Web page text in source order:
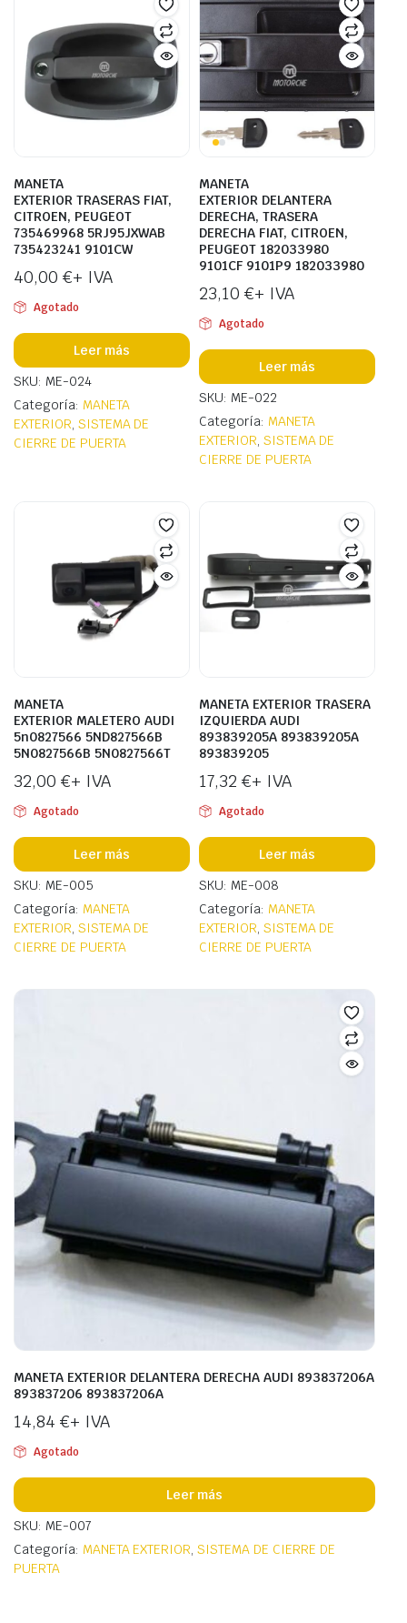
MANETA
EXTERIOR TRASERAS FIAT,
CITROEN, PEUGEOT
735469968 5RJ95JXWAB
735423241 9101CW
40,00 €+ IVA
Agotado
Leer más
SKU: ME-024
Categoría: MANETA
EXTERIOR, SISTEMA DE
CIERRE DE PUERTA
MANETA
EXTERIOR DELANTERA
DERECHA, TRASERA
DERECHA FIAT, CITROEN,
PEUGEOT 182033980
9101CF 9101P9 182033980
23,10 €+ IVA
Agotado
Leer más
SKU: ME-022
Categoría: MANETA
EXTERIOR, SISTEMA DE
CIERRE DE PUERTA
MANETA
EXTERIOR MALETERO AUDI
5n0827566 5ND827566B
5N0827566B 5N0827566T
32,00 €+ IVA
Agotado
Leer más
SKU: ME-005
Categoría: MANETA
EXTERIOR, SISTEMA DE
CIERRE DE PUERTA
MANETA EXTERIOR TRASERA
IZQUIERDA AUDI
893839205A 893839205A
893839205
17,32 €+ IVA
Agotado
Leer más
SKU: ME-008
Categoría: MANETA
EXTERIOR, SISTEMA DE
CIERRE DE PUERTA
MANETA EXTERIOR DELANTERA DERECHA AUDI 893837206A
893837206 893837206A
14,84 €+ IVA
Agotado
Leer más
SKU: ME-007
Categoría: MANETA EXTERIOR,SISTEMA DE CIERRE DE
PUERTA